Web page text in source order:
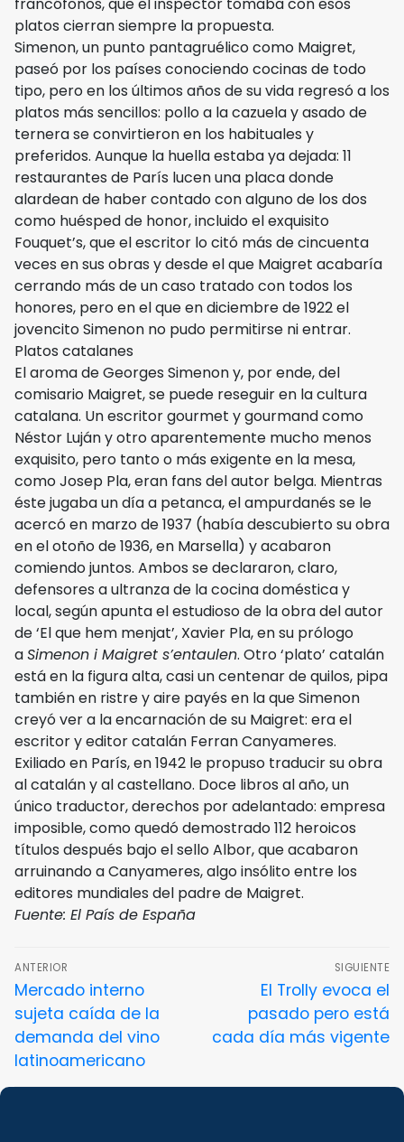
francófonos, que el inspector tomaba con esos
platos cierran siempre la propuesta.
Simenon, un punto pantagruélico como Maigret,
paseó por los países conociendo cocinas de todo
tipo, pero en los últimos años de su vida regresó a los
platos más sencillos: pollo a la cazuela y asado de
ternera se convirtieron en los habituales y
preferidos. Aunque la huella estaba ya dejada: 11
restaurantes de París lucen una placa donde
alardean de haber contado con alguno de los dos
como huésped de honor, incluido el exquisito
Fouquet’s, que el escritor lo citó más de cincuenta
veces en sus obras y desde el que Maigret acabaría
cerrando más de un caso tratado con todos los
honores, pero en el que en diciembre de 1922 el
jovencito Simenon no pudo permitirse ni entrar.
Platos catalanes
El aroma de Georges Simenon y, por ende, del
comisario Maigret, se puede reseguir en la cultura
catalana. Un escritor gourmet y gourmand como
Néstor Luján y otro aparentemente mucho menos
exquisito, pero tanto o más exigente en la mesa,
como Josep Pla, eran fans del autor belga. Mientras
éste jugaba un día a petanca, el ampurdanés se le
acercó en marzo de 1937 (había descubierto su obra
en el otoño de 1936, en Marsella) y acabaron
comiendo juntos. Ambos se declararon, claro,
defensores a ultranza de la cocina doméstica y
local, según apunta el estudioso de la obra del autor
de ‘El que hem menjat’, Xavier Pla, en su prólogo
aSimenon i Maigret s’entaulen. Otro ‘plato’ catalán
está en la figura alta, casi un centenar de quilos, pipa
también en ristre y aire payés en la que Simenon
creyó ver a la encarnación de su Maigret: era el
escritor y editor catalán Ferran Canyameres.
Exiliado en París, en 1942 le propuso traducir su obra
al catalán y al castellano. Doce libros al año, un
único traductor, derechos por adelantado: empresa
imposible, como quedó demostrado 112 heroicos
títulos después bajo el sello Albor, que acabaron
arruinando a Canyameres, algo insólito entre los
editores mundiales del padre de Maigret.
Fuente: El País de España
ANTERIOR
Mercado interno
sujeta caída de la
demanda del vino
latinoamericano
SIGUIENTE
El Trolly evoca el
pasado pero está
cada día más vigente